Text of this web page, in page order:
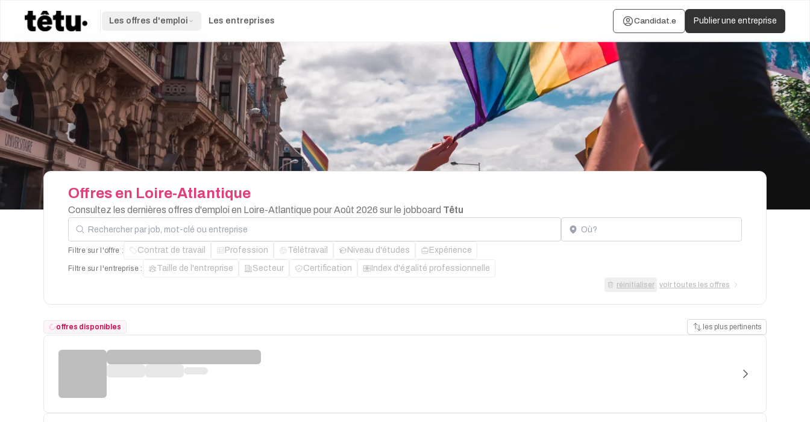
Les offres d'emploi Les entreprises Candidat.e Publier une entreprise
Offres en Loire-Atlantique
Consultez les dernières offres d'emploi en Loire-Atlantique pour Août 2026 sur le jobboard Têtu
Rechercher par job, mot-clé ou entreprise Localisation
Filtre sur l'offre : Contrat de travail Profession Télétravail Niveau d'études Expérience
Filtre sur l'entreprise : Taille de l'entreprise Secteur Certification Index d'égalité professionnelle
réinitialiser voir toutes les offres
offres disponibles les plus pertinents